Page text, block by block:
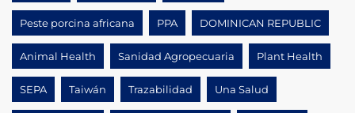
Peste porcina africana PPA DOMINICAN REPUBLIC
Animal Health Sanidad Agropecuaria Plant Health
SEPA Taiwán Trazabilidad Una Salud